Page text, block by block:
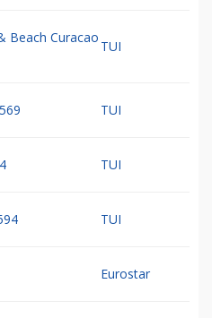
Beach Curacao
TUI
TUI
TUI
TUI
Eurostar